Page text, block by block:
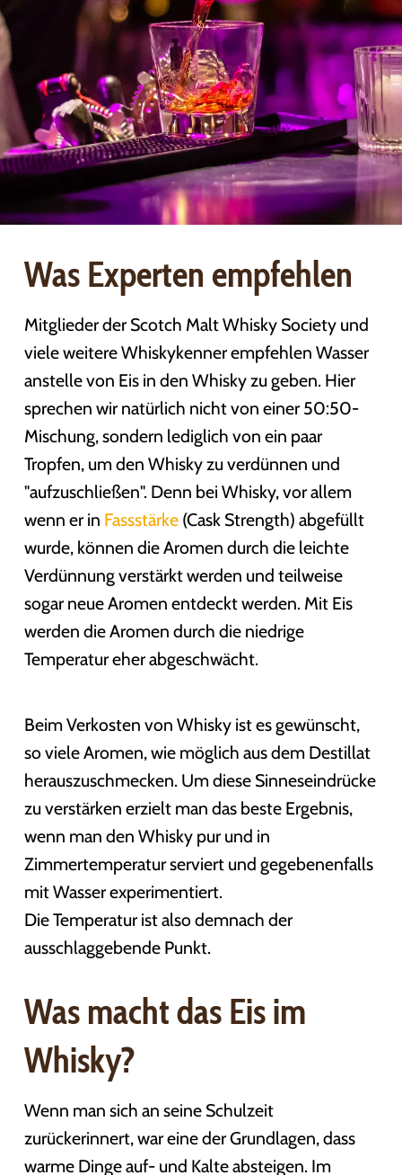
Was Experten empfehlen
Mitglieder der Scotch Malt Whisky Society und
viele weitere Whiskykenner empfehlen Wasser
anstelle von Eis in den Whisky zu geben. Hier
sprechen wir natürlich nicht von einer 50:50-
Mischung, sondern lediglich von ein paar
Tropfen, um den Whisky zu verdünnen und
"aufzuschließen". Denn bei Whisky, vor allem
wenn er in Fassstärke(Cask Strength) abgefüllt
wurde, können die Aromen durch die leichte
Verdünnung verstärkt werden und teilweise
sogar neue Aromen entdeckt werden. Mit Eis
werden die Aromen durch die niedrige
Temperatur eher abgeschwächt.
Beim Verkosten von Whisky ist es gewünscht,
so viele Aromen, wie möglich aus dem Destillat
herauszuschmecken. Um diese Sinneseindrücke
zu verstärken erzielt man das beste Ergebnis,
wenn man den Whisky pur und in
Zimmertemperatur serviert und gegebenenfalls
mit Wasser experimentiert.
Die Temperatur ist also demnach der
ausschlaggebende Punkt.
Was macht das Eis im
Whisky?
Wenn man sich an seine Schulzeit
zurückerinnert, war eine der Grundlagen, dass
warme Dinge auf- und Kalte absteigen. Im